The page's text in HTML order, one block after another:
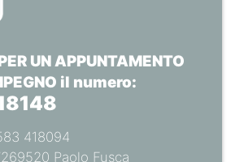
UN APPUNTAMENTO
il numero:
418094
Paolo Fusca